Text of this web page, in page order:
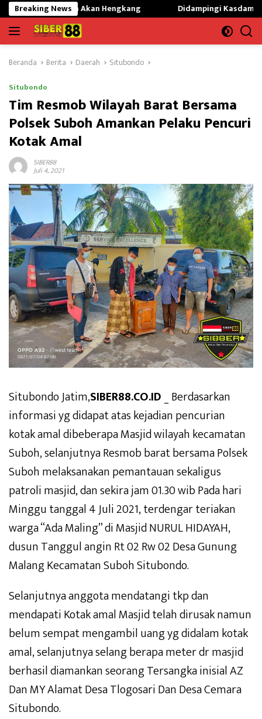
Langsung
ke
konten
Breaking News
Akan Hengkang Didampingi Kasdam I/BB,Menhan RI
Beranda Berita Daerah Situbondo
Situbondo
Tim Resmob Wilayah Barat Bersama
Polsek Suboh Amankan Pelaku Pencuri
Kotak Amal
SIBER88
Juli 4, 2021
Situbondo Jatim,SIBER88.CO.ID _ Berdasarkan
informasi yg didapat atas kejadian pencurian
kotak amal dibeberapa Masjid wilayah kecamatan
Suboh, selanjutnya Resmob barat bersama Polsek
Suboh melaksanakan pemantauan sekaligus
patroli masjid, dan sekira jam 01.30 wib Pada hari
Minggu tanggal 4 Juli 2021, terdengar teriakan
warga “Ada Maling” di Masjid NURUL HIDAYAH,
dusun Tanggul angin Rt 02 Rw 02 Desa Gunung
Malang Kecamatan Suboh Situbondo.
Selanjutnya anggota mendatangi tkp dan
mendapati Kotak amal Masjid telah dirusak namun
belum sempat mengambil uang yg didalam kotak
amal, selanjutnya selang berapa meter dr masjid
berhasil diamankan seorang Tersangka inisial AZ
Dan MY Alamat Desa Tlogosari Dan Desa Cemara
Situbondo.